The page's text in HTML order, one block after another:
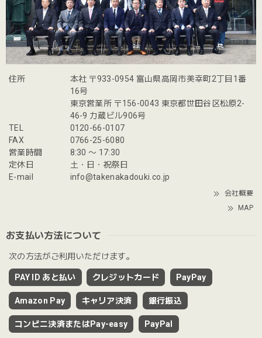
住所
本社 〒933-0954 富山県高岡市美幸町2丁目1番
16号
東京営業所 〒156-0043 東京都世田谷区松原2-
46-9 力蔵ビル906号
TEL
0120-66-0107
FAX
0766-25-6080
営業時間
8:30 〜 17:30
定休日
土・日・祝祭日
E-mail
info@takenakadouki.co.jp
会社概要
MAP
お支払い方法について
次の方法がご利用いただけます。
PAY ID あと払い クレジットカード PayPay
Amazon Pay キャリア決済 銀行振込
コンビニ決済またはPay-easy PayPal